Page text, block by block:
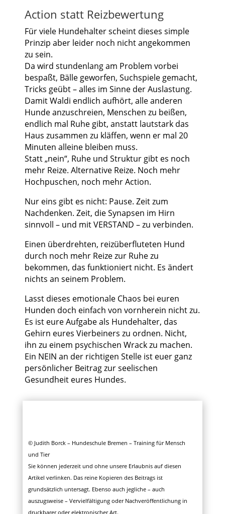
Action statt Reizbewertung
Für viele Hundehalter scheint dieses simple
Prinzip aber leider noch nicht angekommen
zu sein.
Da wird stundenlang am Problem vorbei
bespaßt, Bälle geworfen, Suchspiele gemacht,
Tricks geübt – alles im Sinne der Auslastung.
Damit Waldi endlich aufhört, alle anderen
Hunde anzuschreien, Menschen zu beißen,
endlich mal Ruhe gibt, anstatt lautstark das
Haus zusammen zu kläffen, wenn er mal 20
Minuten alleine bleiben muss.
Statt „nein“, Ruhe und Struktur gibt es noch
mehr Reize. Alternative Reize. Noch mehr
Hochpuschen, noch mehr Action.
Nur eins gibt es nicht: Pause. Zeit zum
Nachdenken. Zeit, die Synapsen im Hirn
sinnvoll – und mit VERSTAND – zu verbinden.
Einen überdrehten, reizüberfluteten Hund
durch noch mehr Reize zur Ruhe zu
bekommen, das funktioniert nicht. Es ändert
nichts an seinem Problem.
Lasst dieses emotionale Chaos bei euren
Hunden doch einfach von vornherein nicht zu.
Es ist eure Aufgabe als Hundehalter, das
Gehirn eures Vierbeiners zu ordnen. Nicht,
ihn zu einem psychischen Wrack zu machen.
Ein NEIN an der richtigen Stelle ist euer ganz
persönlicher Beitrag zur seelischen
Gesundheit eures Hundes.
© Judith Borck – Hundeschule Bremen – Training für Mensch
und Tier
Sie können jederzeit und ohne unsere Erlaubnis auf diesen
Artikel verlinken. Das reine Kopieren des Beitrags ist
grundsätzlich untersagt. Ebenso auch jegliche – auch
auszugsweise – Vervielfältigung oder Nachveröffentlichung in
druckbarer oder elektronischer Art.